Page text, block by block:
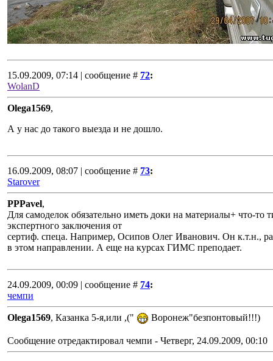
15.09.2009, 07:14 | сообщение # 72:
WolanD
Olega1569,
А у нас до такого выезда и не дошло.
16.09.2009, 08:07 | сообщение # 73:
Starover
PPPavel,
Для самоделок обязательно иметь доки на материалы+ что-то
экспертного заключения от
сертиф. спеца. Например, Осипов Олег Иванович. Он к.т.н.,
в этом направлении. А еще на курсах ГИМС преподает.
24.09.2009, 00:09 | сообщение # 74:
чемпи
Olega1569, Казанка 5-я,или ,(" Воронеж"безпонтовый!!!)
Сообщение отредактировал чемпи - Четверг, 24.09.2009, 00:10